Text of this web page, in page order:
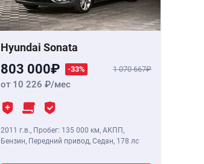
Hyundai Sonata
803 000 -33% 1 070 667
от 10 226 /мес
2011 г.в., Пробег: 135 000 км, АКПП,
Бензин, Передний привод, Седан, 178 лс